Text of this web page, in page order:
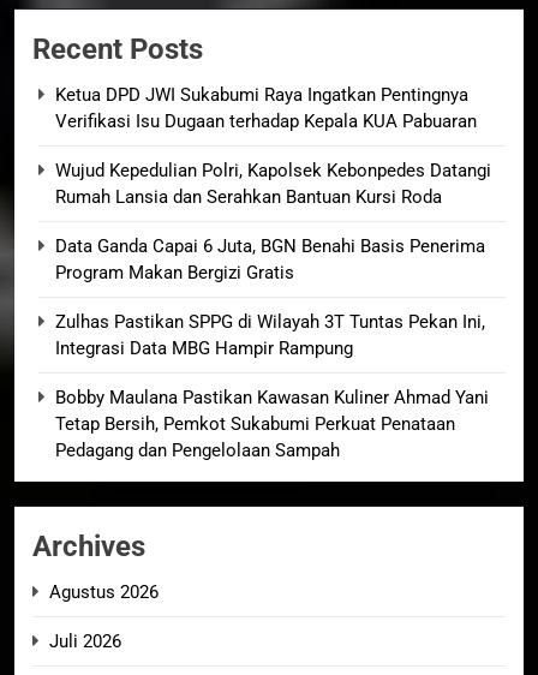
Recent Posts
Ketua DPD JWI Sukabumi Raya Ingatkan Pentingnya
Verifikasi Isu Dugaan terhadap Kepala KUA Pabuaran
Wujud Kepedulian Polri, Kapolsek Kebonpedes Datangi
Rumah Lansia dan Serahkan Bantuan Kursi Roda
Data Ganda Capai 6 Juta, BGN Benahi Basis Penerima
Program Makan Bergizi Gratis
Zulhas Pastikan SPPG di Wilayah 3T Tuntas Pekan Ini,
Integrasi Data MBG Hampir Rampung
Bobby Maulana Pastikan Kawasan Kuliner Ahmad Yani
Tetap Bersih, Pemkot Sukabumi Perkuat Penataan
Pedagang dan Pengelolaan Sampah
Archives
Agustus 2026
Juli 2026